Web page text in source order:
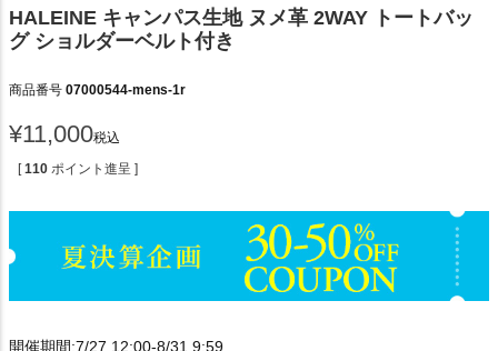
HALEINE キャンパス生地 ヌメ革 2WAY トートバッ
グ ショルダーベルト付き
商品番号 07000544-mens-1r
¥11,000税込
[ 110 ポイント進呈 ]
開催期間:7/27 12:00-8/31 9:59